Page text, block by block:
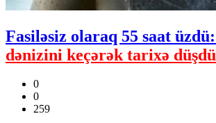
Fasiləsiz olaraq 55 saat üzdü:
dənizini keçərək tarixə düşdü
0
0
259